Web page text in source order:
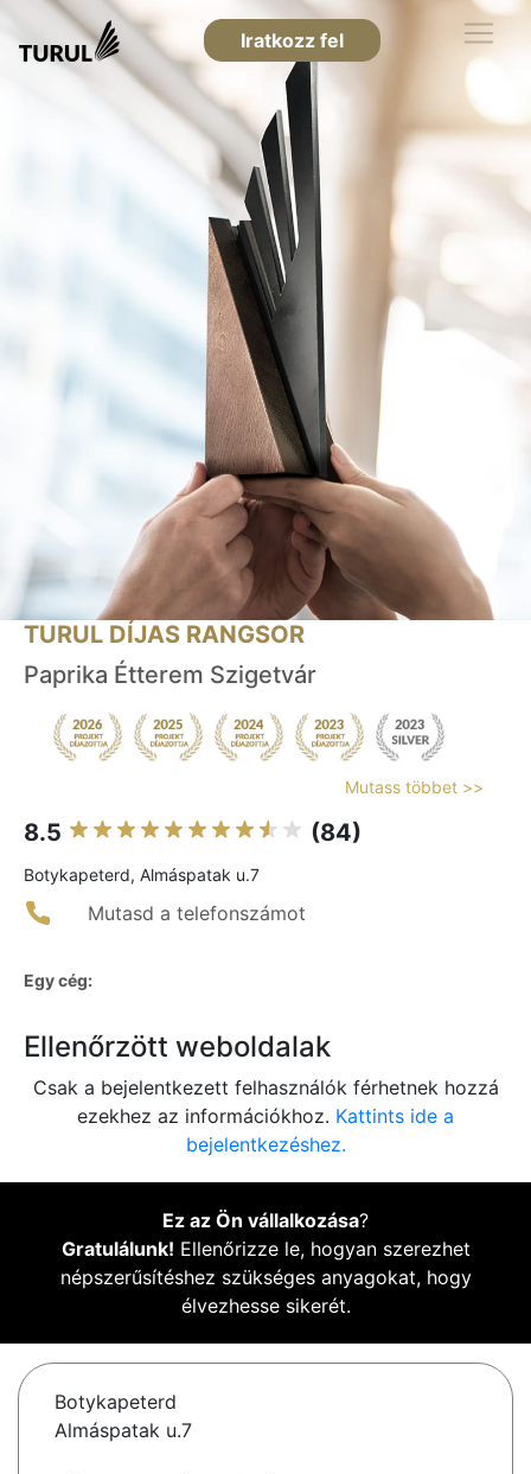
Iratkozz fel
TURUL DÍJAS RANGSOR
Paprika Étterem Szigetvár
Mutass többet >>
8.5 (84)
Botykapeterd, Almáspatak u.7
Mutasd a telefonszámot
Egy cég:
Ellenőrzött weboldalak
Csak a bejelentkezett felhasználók férhetnek hozzá
ezekhez az információkhoz. Kattints ide a
bejelentkezéshez.
Ez az Ön vállalkozása?
Gratulálunk! Ellenőrizze le, hogyan szerezhet
népszerűsítéshez szükséges anyagokat, hogy
élvezhesse sikerét.
Botykapeterd
Almáspatak u.7